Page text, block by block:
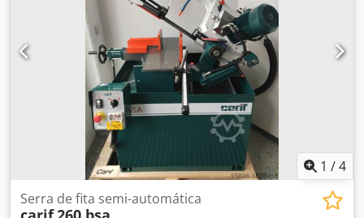
1 /4
Serra de fita semi-automática